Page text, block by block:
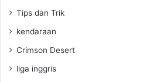
Tips dan Trik
kendaraan
Crimson Desert
liga inggris